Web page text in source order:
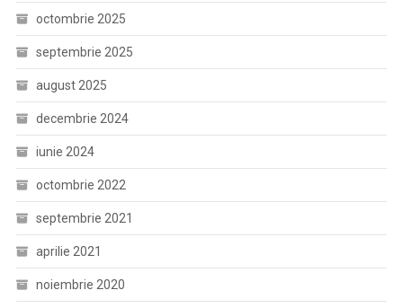
octombrie 2025
septembrie 2025
august 2025
decembrie 2024
iunie 2024
octombrie 2022
septembrie 2021
aprilie 2021
noiembrie 2020